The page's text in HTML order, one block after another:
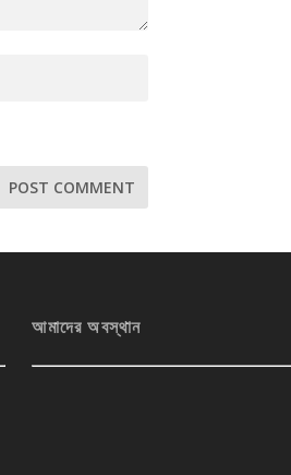
আমাদের অবস্থান